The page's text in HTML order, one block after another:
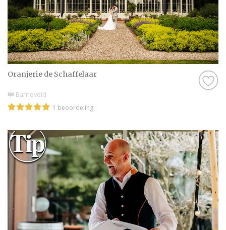
Oranjerie de Schaffelaar
Barneveld
1 beoordeling